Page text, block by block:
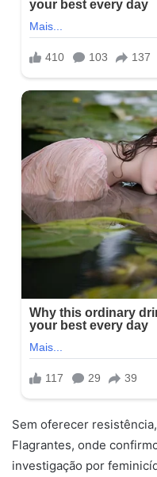
Sem oferecer
Flagrantes, onde
investigação por